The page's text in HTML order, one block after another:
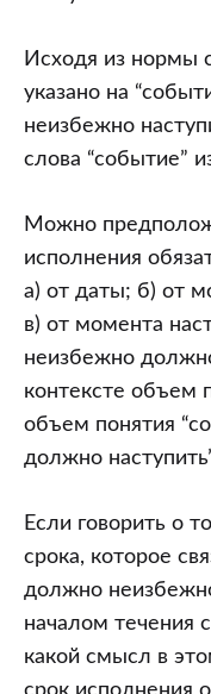
Исходя из нормы
указано на
неизбежно
слова “событие”
Можно
исполнения
а) от даты; б) от
в) от момента
неизбежно
контексте объем
объем понятия
должно
Если говорить о
срока, которое
должно
началом течения
какой смысл в